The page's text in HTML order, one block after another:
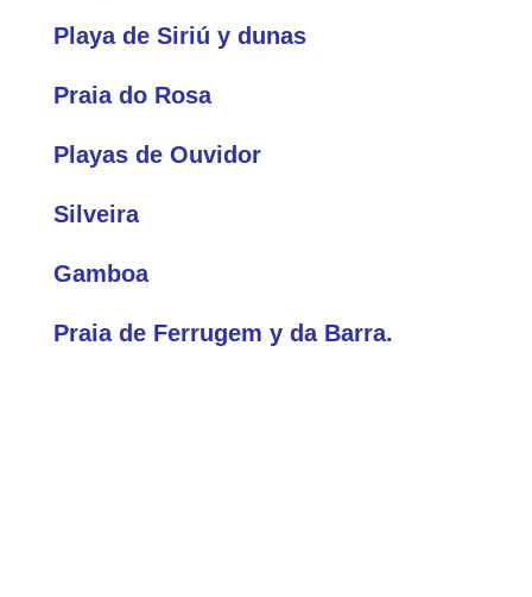
Playa de Siriú y dunas
Praia do Rosa
Playas de Ouvidor
Silveira
Gamboa
Praia de Ferrugem y da Barra.